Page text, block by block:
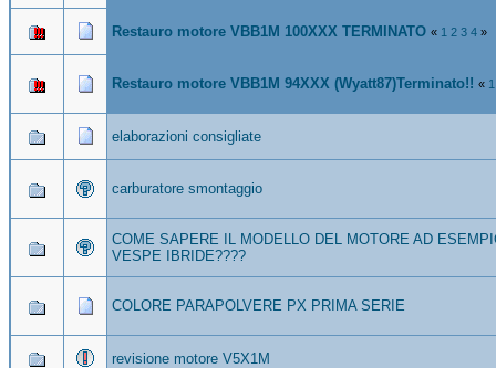
Restauro motore VBB1M 100XXX TERMINATO « 1 2 3 4 »
Restauro motore VBB1M 94XXX (Wyatt87)Terminato!! « 1
elaborazioni consigliate
carburatore smontaggio
COME SAPERE IL MODELLO DEL MOTORE AD
VESPE IBRIDE????
COLORE PARAPOLVERE PX PRIMA SERIE
revisione motore V5X1M